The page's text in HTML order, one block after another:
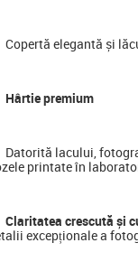
Copertă elegantă și
Hârtie premium
Datorită lacului,
printate în
Claritatea crescută și
excepționale a